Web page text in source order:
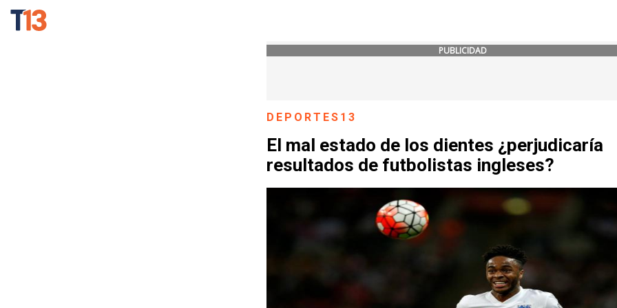
PUBLICIDAD
DEPORTES13
El mal estado de los dientes ¿perjudicaría
resultados de futbolistas ingleses?